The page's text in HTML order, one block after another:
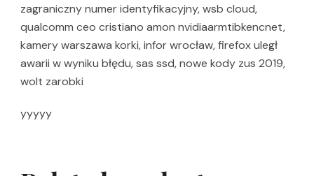
zagraniczny numer identyfikacyjny, wsb cloud,
qualcomm ceo cristiano amon nvidiaarmtibkencnet,
kamery warszawa korki, infor wrocław, firefox uległ
awarii w wyniku błędu, sas ssd, nowe kody zus 2019,
wolt zarobki
yyyyy